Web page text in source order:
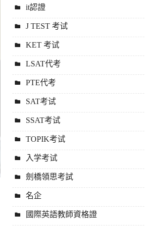
it認證
J TEST 考试
KET 考试
LSAT代考
PTE代考
SAT考试
SSAT考试
TOPIK考试
入学考试
劍橋領思考試
名企
國際英語教師資格證